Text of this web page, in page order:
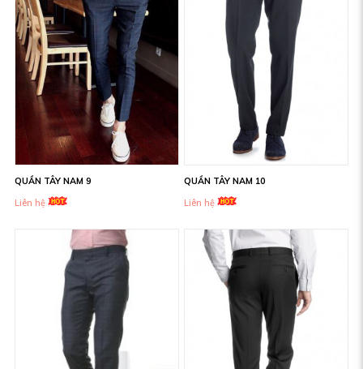
QUẦN TÂY NAM 9
Liên hệ
QUẦN TÂY NAM 10
Liên hệ